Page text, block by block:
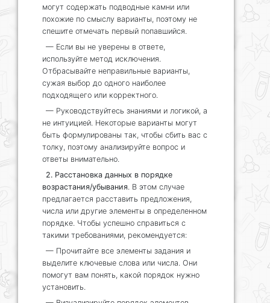
могут содержать подводные камни или
похожие по смыслу варианты, поэтому не
спешите отмечать первый попавшийся.
— Если вы не уверены в ответе,
используйте метод исключения.
Отбрасывайте неправильные варианты,
сужая выбор до одного наиболее
подходящего или корректного.
— Руководствуйтесь знаниями и логикой, а
не интуицией. Некоторые варианты могут
быть формулированы так, чтобы сбить вас с
толку, поэтому анализируйте вопрос и
ответы внимательно.
2. Расстановка данных в порядке
возрастания/убывания . В этом случае
предлагается расставить предложения,
числа или другие элементы в определенном
порядке. Чтобы успешно справиться с
такими требованиями, рекомендуется:
— Прочитайте все элементы задания и
выделите ключевые слова или числа. Они
помогут вам понять, какой порядок нужно
установить.